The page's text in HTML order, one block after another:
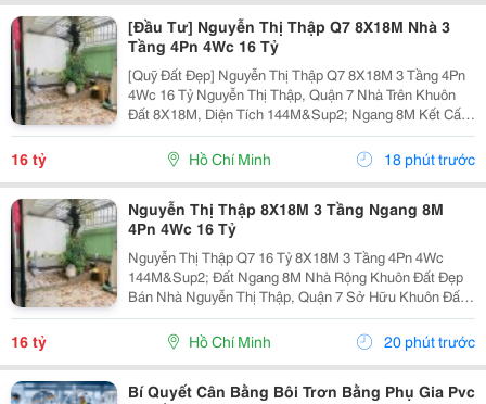
[Đầu Tư] Nguyễn Thị Thập Q7 8X18M Nhà 3
Tầng 4Pn 4Wc 16 Tỷ
[Quỹ Đất Đẹp] Nguyễn Thị Thập Q7 8X18M 3 Tầng 4Pn
4Wc 16 Tỷ Nguyễn Thị Thập, Quận 7 Nhà Trên Khuôn
Đất 8X18M, Diện Tích 144M&Sup2; Ngang 8M Kết Cấu
3 Tầng 4 Phòng Ngủ &Ndash; 4 Toilet. Thông Số 8X18M
144M&Sup2; Ngang 8M 3 Tầng 4Pn 4Wc. Lợi Thế...
16 tỷ Hồ Chí Minh 18 phút trước
Nguyễn Thị Thập 8X18M 3 Tầng Ngang 8M
4Pn 4Wc 16 Tỷ
Nguyễn Thị Thập Q7 16 Tỷ 8X18M 3 Tầng 4Pn 4Wc
144M&Sup2; Đất Ngang 8M Nhà Rộng Khuôn Đất Đẹp
Bán Nhà Nguyễn Thị Thập, Quận 7 Sở Hữu Khuôn Đất
8X18M, Tổng Diện Tích 144M&Sup2; Nhà Xây 3 Tầng
Gồm 4 Phòng Ngủ, 4 Toilet. Thông Tin Nhà Diện Tích:...
16 tỷ Hồ Chí Minh 20 phút trước
Bí Quyết Cân Bằng Bôi Trơn Bằng Phụ Gia Pvc